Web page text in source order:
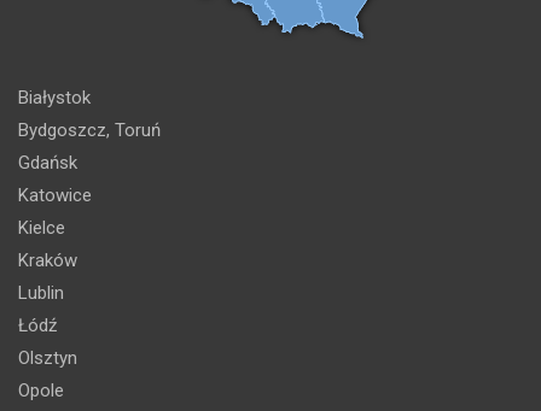
Białystok
Bydgoszcz, Toruń
Gdańsk
Katowice
Kielce
Kraków
Lublin
Łódź
Olsztyn
Opole